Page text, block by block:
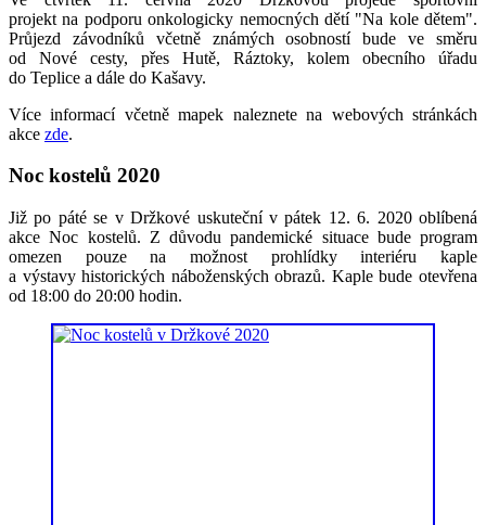
projekt na podporu onkologicky nemocných dětí "Na kole dětem".
Průjezd závodníků včetně známých osobností bude ve směru
od Nové cesty, přes Hutě, Ráztoky, kolem obecního úřadu
do Teplice a dále do Kašavy.
Více informací včetně mapek naleznete na webových stránkách
akce zde.
Noc kostelů 2020
Již po páté se v Držkové uskuteční v pátek 12. 6. 2020 oblíbená
akce Noc kostelů. Z důvodu pandemické situace bude program
omezen pouze na možnost prohlídky interiéru kaple
a výstavy historických náboženských obrazů. Kaple bude otevřena
od 18:00 do 20:00 hodin.